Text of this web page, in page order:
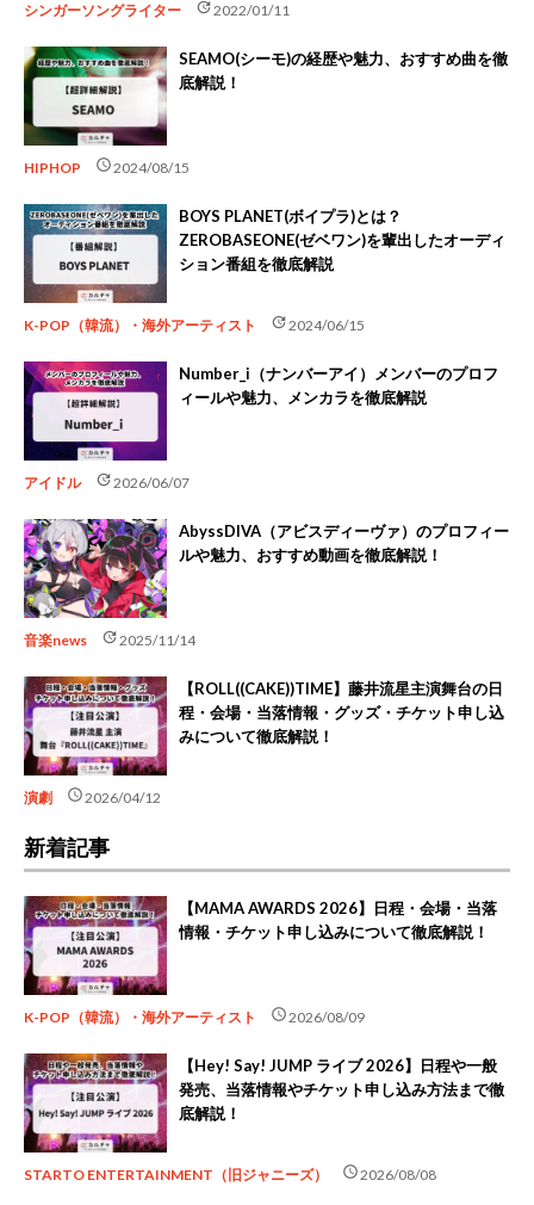
シンガーソングライター update2022/01/11
SEAMO(シーモ)の経歴や魅力、おすすめ曲を徹
底解説！
HIPHOP schedule2024/08/15
BOYS PLANET(ボイプラ)とは？
ZEROBASEONE(ゼベワン)を輩出したオーディ
ション番組を徹底解説
K-POP（韓流）・海外アーティスト update2024/06/15
Number_i（ナンバーアイ）メンバーのプロフ
ィールや魅力、メンカラを徹底解説
アイドル update2026/06/07
AbyssDIVA（アビスディーヴァ）のプロフィー
ルや魅力、おすすめ動画を徹底解説！
音楽news update2025/11/14
【ROLL((CAKE))TIME】藤井流星主演舞台の日
程・会場・当落情報・グッズ・チケット申し込
みについて徹底解説！
演劇 schedule2026/04/12
新着記事
【MAMA AWARDS 2026】日程・会場・当落
情報・チケット申し込みについて徹底解説！
K-POP（韓流）・海外アーティスト schedule2026/08/09
【Hey! Say! JUMP ライブ 2026】日程や一般
発売、当落情報やチケット申し込み方法まで徹
底解説！
STARTO ENTERTAINMENT（旧ジャニーズ） schedule2026/08/08